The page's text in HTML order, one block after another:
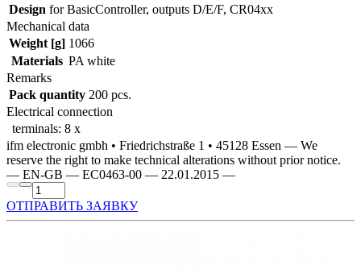
Design for BasicController, outputs D/E/F, CR04xx
Mechanical data
Weight [g] 1066
Materials PA white
Remarks
Pack quantity 200 pcs.
Electrical connection
terminals: 8 x
ifm electronic gmbh • Friedrichstraße 1 • 45128 Essen — We
reserve the right to make technical alterations without prior notice.
— EN-GB — EC0463-00 — 22.01.2015 —
ОТПРАВИТЬ ЗАЯВКУ